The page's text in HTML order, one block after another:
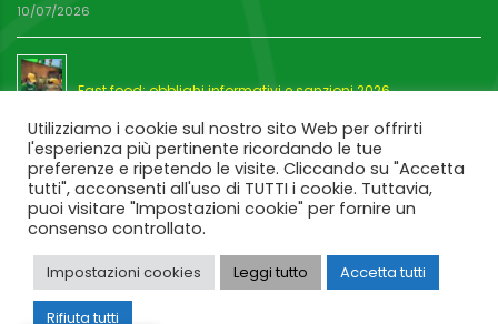
10/07/2026
Fast food: obblighi informativi e sanzioni 2026
03/07/2026
Utilizziamo i cookie sul nostro sito Web per offrirti
l'esperienza più pertinente ricordando le tue
preferenze e ripetendo le visite. Cliccando su "Accetta
tutti", acconsenti all'uso di TUTTI i cookie. Tuttavia,
puoi visitare "Impostazioni cookie" per fornire un
consenso controllato.
Impostazioni cookies Leggi tutto Accetta tutti
Rifiuta tutti